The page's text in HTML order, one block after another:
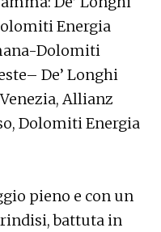
Energia
Dolomiti
De’ Longhi
Allianz
Dolomiti Energia
pieno e con un
battuta in